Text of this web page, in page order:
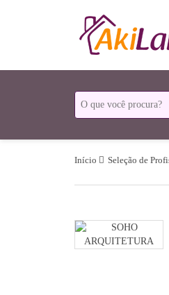
Início Seleção de